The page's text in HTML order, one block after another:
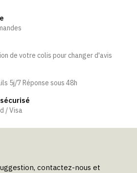
de votre colis pour changer d'avis
5j/7 Réponse sous 48h
/ Visa
contactez-nous et